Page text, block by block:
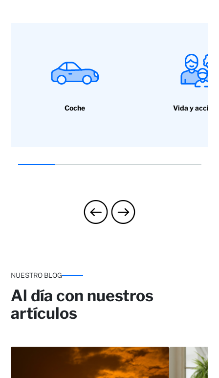
profesionales (puesta en contacto) y Servicio
de Manitas
Un servicio al año de 3h
Servicio de reparación de electrodomésticos
Coche Vida y
NUESTRO BLOG
Al día con nuestros
artículos